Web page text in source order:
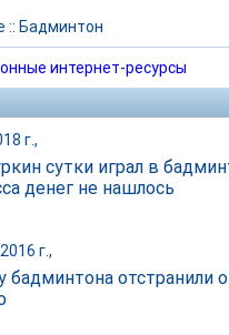
:: Бадминтон
интернет-ресурсы
г.,
сутки играл в
денег не нашлось
г.,
бадминтона отстранили